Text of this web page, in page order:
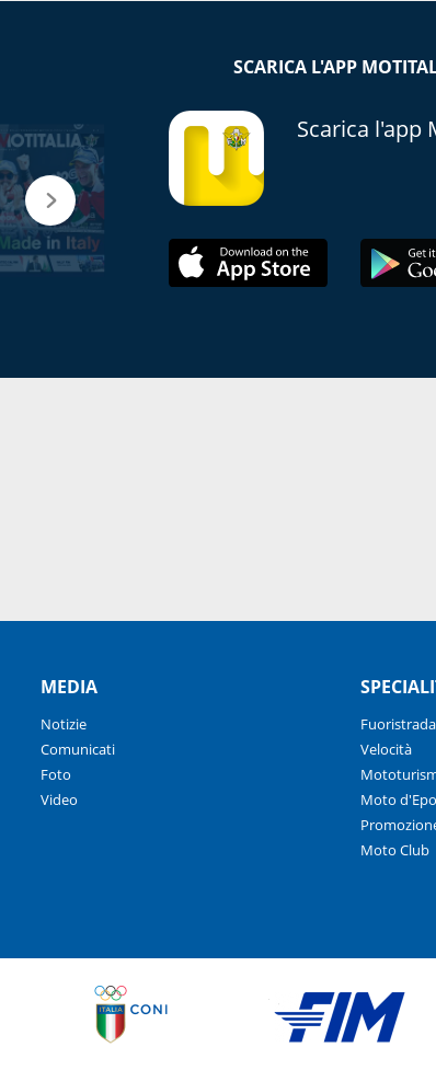
SCARICA L'APP
Scarica l'app
MEDIA
Notizie
Comunicati
Foto
Video
Fuoristrada
Velocità
Moto
Moto Club